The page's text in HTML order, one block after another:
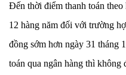
Đến thời điểm thanh toán
12 hàng năm đối với trường
đồng sớm hơn ngày 31 tháng
toán qua ngân hàng thì